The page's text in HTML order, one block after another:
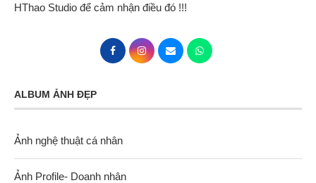
HThao Studio để cảm nhận điều đó !!!
ALBUM ẢNH ĐẸP
Ảnh nghệ thuật cá nhân
Ảnh Profile- Doanh nhân